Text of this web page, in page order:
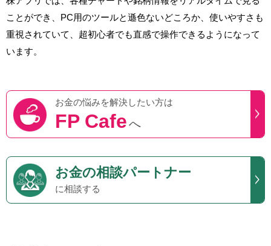
ことができ、PC用のツールと遜色ないどころか、使いやすさも
重視されていて、超初心者でも直感で操作できるようになって
います。
お金の悩みを解決したい方は
FP Cafeへ
お金の相談パートナー
に相談する